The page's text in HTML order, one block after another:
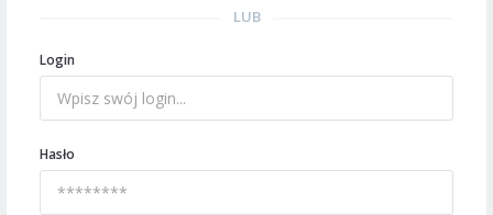
LUB
Login
Hasło